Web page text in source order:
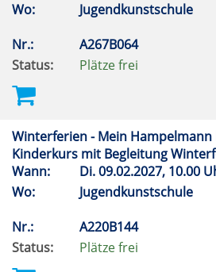
Wo:
Jugendkunstschule
Nr.:
A267B064
Status:
Plätze frei
Winterferien - Mein Hampelmann
Kinderkurs mit Begleitung
Wann:
Di.09.02.2027, 10.00
Wo:
Jugendkunstschule
Nr.:
A220B144
Status:
Plätze frei